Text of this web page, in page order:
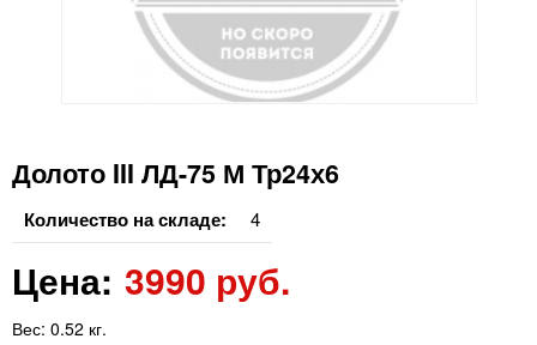
Долото III ЛД-75 М Тр24х6
Количество на складе: 4
Цена: 3990 руб.
Вес: 0.52 кг.